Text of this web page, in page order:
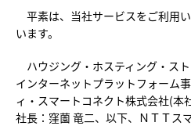
平素は、当社サービスをご利用
います。
ハウジング・ホスティング・ス
インターネットプラットフォーム
ィ・スマートコネクト株式会社(本
社長：窪薗 竜二、以下、ＮＴＴス